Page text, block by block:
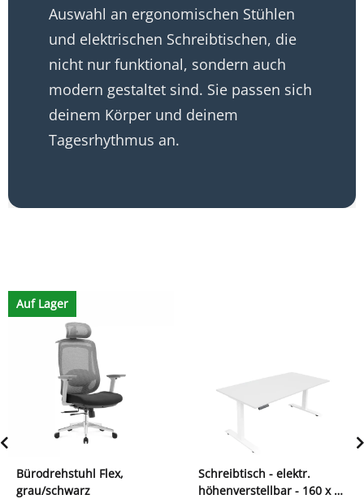
Auswahl an ergonomischen Stühlen
und elektrischen Schreibtischen, die
nicht nur funktional, sondern auch
modern gestaltet sind. Sie passen sich
deinem Körper und deinem
Tagesrhythmus an.
Auf Lager
Bürodrehstuhl Flex,
grau/schwarz
Schreibtisch - elektr.
höhenverstellbar - 160 x 80